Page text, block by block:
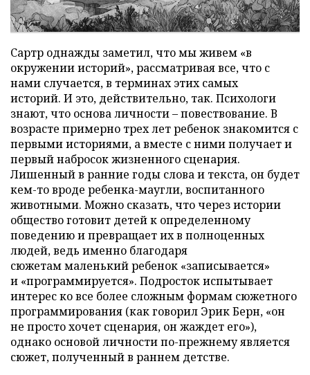
Сартр однажды заметил, что мы живем «в
окружении историй», рассматривая все, что с
нами случается, в терминах этих самых
историй. И это, действительно, так. Психологи
знают, что основа личности – повествование. В
возрасте примерно трех лет ребенок знакомится с
первыми историями, а вместе с ними получает и
первый набросок жизненного сценария.
Лишенный в ранние годы слова и текста, он будет
кем-то вроде ребенка-маугли, воспитанного
животными. Можно сказать, что через истории
общество готовит детей к определенному
поведению и превращает их в полноценных
людей, ведь именно благодаря
сюжетам маленький ребенок «записывается»
и «программируется». Подросток испытывает
интерес ко все более сложным формам сюжетного
программирования (как говорил Эрик Берн, «он
не просто хочет сценария, он жаждет его»),
однако основой личности по-прежнему является
сюжет, полученный в раннем детстве.